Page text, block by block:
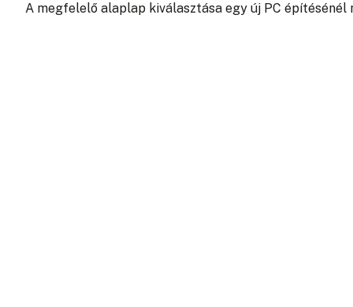
A megfelelő alaplap kiválasztása egy új PC építésénél